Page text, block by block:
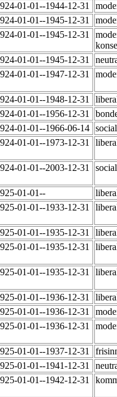
01-01--1944-12-31
01-01--1945-12-31
01-01--1945-12-31
01-01--1945-12-31
01-01--1947-12-31
01-01--1948-12-31
01-01--1956-12-31
01-01--1966-06-14
01-01--1973-12-31
01-01--2003-12-31
01-01--
01-01--1933-12-31
01-01--1935-12-31
01-01--1935-12-31
01-01--1935-12-31
01-01--1936-12-31
01-01--1936-12-31
01-01--1936-12-31
01-01--1937-12-31
01-01--1941-12-31
01-01--1942-12-31